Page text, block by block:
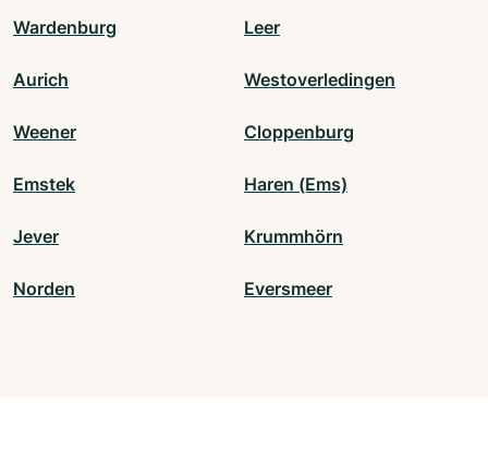
Wardenburg Leer
Aurich Westoverledingen
Weener Cloppenburg
Emstek Haren (Ems)
Jever Krummhörn
Norden Eversmeer